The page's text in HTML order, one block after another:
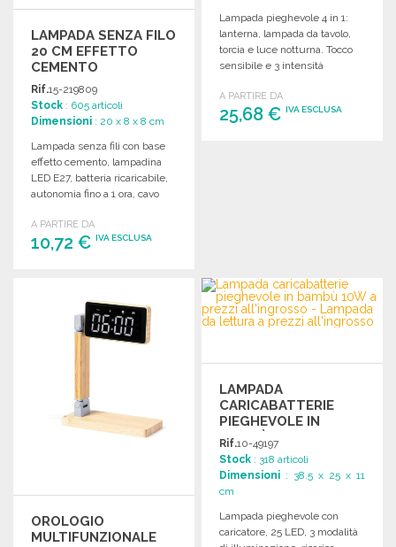
LAMPADA SENZA FILO
20 CM EFFETTO
CEMENTO
Rif.15-219809
Stock : 605 articoli
Dimensioni : 20 x 8 x 8 cm
Lampada senza fili con base
effetto cemento, lampadina
LED E27, batteria ricaricabile,
autonomia fino a 1 ora, cavo
A PARTIRE DA
10,72 € IVA ESCLUSA
Richiedi un preventivo
Lampada pieghevole 4 in 1:
lanterna, lampada da tavolo,
torcia e luce notturna. Tocco
sensibile e 3 intensità
A PARTIRE DA
25,68 €IVA ESCLUSA
OROLOGIO
MULTIFUNZIONALE
LAMPADA
CARICABATTERIE
PIEGHEVOLE IN
BAMBÙ 10W
Rif.10-49197
Stock : 318 articoli
Dimensioni : 38.5 x 25 x 11
cm
Lampada pieghevole con
caricatore, 25 LED, 3 modalità